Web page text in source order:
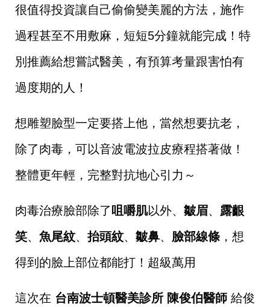
很值得投資讓自己偷偷變美麗的方法，施作
過程甚至不用敷麻，短短5分鐘就能完成！特
別推薦給想嘗試醫美，有預算考量跟害怕有
過度期的人！
想雕塑臉型一定要搭上他，當然想要抗老，
除了肉毒，可以音波電波拉皮療程搭著做！
整體更年輕，完整對抗地心引力～
肉毒治療臉部除了 咀嚼肌以外、 皺眉、 露齦
笑、 魚尾紋、 抬頭紋、 皺鼻、 臉部線條 ，想
得到的臉上部位都能打！超級萬用
這次在 台南波士頓醫美診所 陳俊伯醫師 給俊